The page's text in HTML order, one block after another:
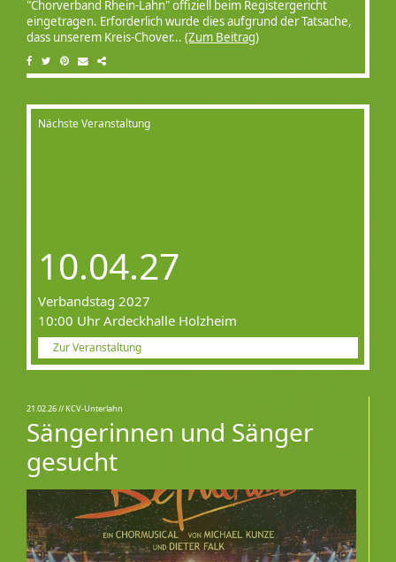
"Chorverband Rhein-Lahn" offiziell beim Registergericht
eingetragen. Erforderlich wurde dies aufgrund der Tatsache,
dass unserem Kreis-Chover... (Zum Beitrag)
Nächste Veranstaltung
10.04.27
Verbandstag 2027
10:00 Uhr Ardeckhalle Holzheim
Zur Veranstaltung
21.02.26// KCV-Unterlahn
Sängerinnen und Sänger
gesucht